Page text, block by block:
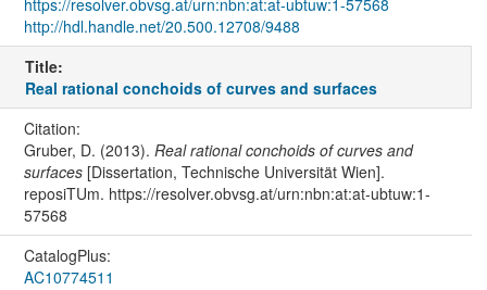
https://resolver.obvsg.at/urn:nbn:at:at-ubtuw:1-57568
http://hdl.handle.net/20.500.12708/9488
Title:
Real rational conchoids of curves and surfaces
Citation:
Gruber, D. (2013). Real rational conchoids of curves and
surfaces[Dissertation, Technische Universität Wien].
reposiTUm. https://resolver.obvsg.at/urn:nbn:at:at-ubtuw:1-
57568
CatalogPlus:
AC10774511